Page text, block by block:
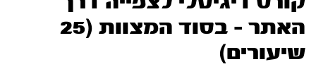
האתר – בסוד המצוות (25
שיעורים)